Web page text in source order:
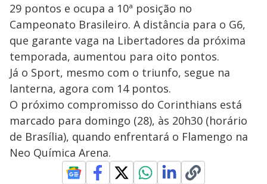
29 pontos e ocupa a 10ª posição no
Campeonato Brasileiro. A distância para o G6,
que garante vaga na Libertadores da próxima
temporada, aumentou para oito pontos.
Já o Sport, mesmo com o triunfo, segue na
lanterna, agora com 14 pontos.
O próximo compromisso do Corinthians está
marcado para domingo (28), às 20h30 (horário
de Brasília), quando enfrentará o Flamengo na
Neo Química Arena.